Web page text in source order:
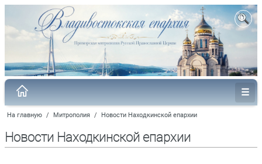
На главную / Митрополия / Новости Находкинской епархии
Новости Находкинской епархии